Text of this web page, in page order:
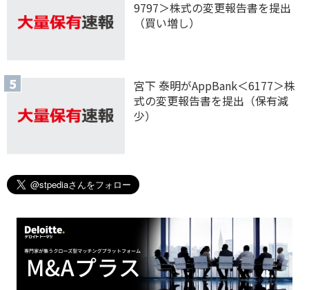
9797＞株式の変更報告書を提出
（買い増し）
宮下 泰明がAppBank＜6177＞株
式の変更報告書を提出（保有減
少）